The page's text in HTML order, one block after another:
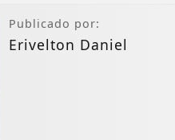
Publicado por:
Erivelton Daniel